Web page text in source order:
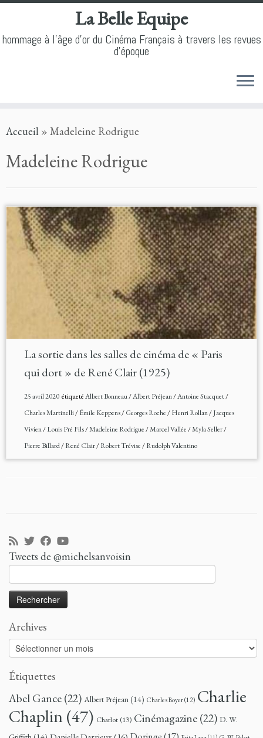
to
La Belle Equipe
hommage à l'âge d'or du Cinéma Français à travers les revues
d'époque
Accueil » Madeleine Rodrigue
Madeleine Rodrigue
La sortie dans les salles de cinéma de « Paris
qui dort » de René Clair (1925)
25 avril 2020étiquetéAlbert Bonneau/Albert Préjean/Antoine Stacquet/
Charles Martinelli/Émile Keppens/Georges Roche/Henri Rollan/Jacques
Vivien/Louis Pré Fils/Madeleine Rodrigue/Marcel Vallée/Myla Seller/
Pierre Billard/René Clair/Robert Trévise/Rudolph Valentino
Tweets de @michelsanvoisin
Archives
Archives
Étiquettes
Abel Gance(22) Albert Préjean(14) Charles Boyer(12) Charlie
Chaplin(47) Charlot (13) Cinémagazine(22) D. W.